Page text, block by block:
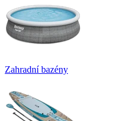
Zahradní bazény